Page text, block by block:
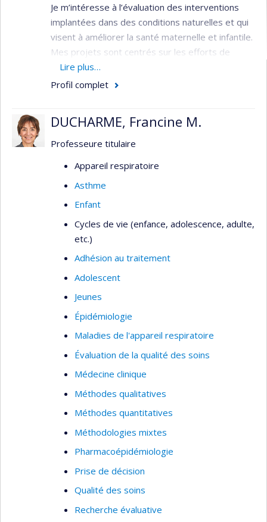
Je m’intéresse à l’évaluation des interventions
implantées dans des conditions naturelles et qui
visent à améliorer la santé maternelle et infantile.
Mes projets sont centrés sur les efforts de
contrôle et d'élimination du paludisme (malaria),
ainsi que sur les politiques pour améliorer la
Lire plus…
Profil complet
DUCHARME, Francine M.
Professeure titulaire
Appareil respiratoire
Asthme
Enfant
Cycles de vie (enfance, adolescence, adulte,
etc.)
Adhésion au traitement
Adolescent
Jeunes
Épidémiologie
Maladies de l'appareil respiratoire
Évaluation de la qualité des soins
Médecine clinique
Méthodes qualitatives
Méthodes quantitatives
Méthodologies mixtes
Pharmacoépidémiologie
Prise de décision
Qualité des soins
Recherche évaluative